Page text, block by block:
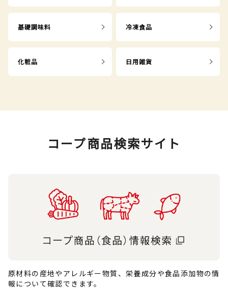
基礎調味料 冷凍食品
化粧品 日用雑貨
コープ商品検索サイト
原材料の産地やアレルギー物質、栄養成分や食品添加物の情
報について確認できます。